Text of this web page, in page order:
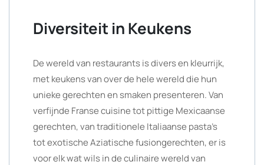
Diversiteit in Keukens
De wereld van restaurants is divers en kleurrijk,
met keukens van over de hele wereld die hun
unieke gerechten en smaken presenteren. Van
verfijnde Franse cuisine tot pittige Mexicaanse
gerechten, van traditionele Italiaanse pasta’s
tot exotische Aziatische fusiongerechten, er is
voor elk wat wils in de culinaire wereld van